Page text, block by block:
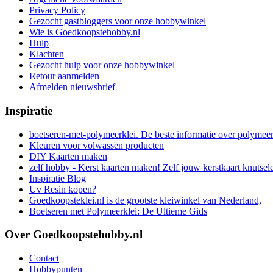
Privacy Policy
Gezocht gastbloggers voor onze hobbywinkel
Wie is Goedkoopstehobby.nl
Hulp
Klachten
Gezocht hulp voor onze hobbywinkel
Retour aanmelden
Afmelden nieuwsbrief
Inspiratie
boetseren-met-polymeerklei. De beste informatie over
Kleuren voor volwassen producten
DIY Kaarten maken
zelf hobby - Kerst kaarten maken! Zelf jouw kerstkaart
Inspiratie Blog
Uv Resin kopen?
Goedkoopsteklei.nl is de grootste kleiwinkel van Nederland,
Boetseren met Polymeerklei: De Ultieme Gids
Over Goedkoopstehobby.nl
Contact
Hobbypunten